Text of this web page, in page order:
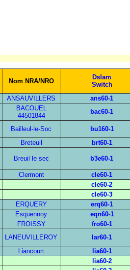
Nom NRA/NRO
Dslam
Switch
ANSAUVILLERS
ans60-1
BACOUEL
44501844
bac60-1
Bailleul-le-Soc
bu160-1
Breteuil brt60-1
Breuil le sec b3e60-1
Clermont
cle60-1
cle60-2
cle60-3
ERQUERY
erq60-1
Esquennoy
eqn60-1
FROISSY
fro60-1
LANEUVILLEROY
lar60-1
Liancourt
lia60-1
lia60-2